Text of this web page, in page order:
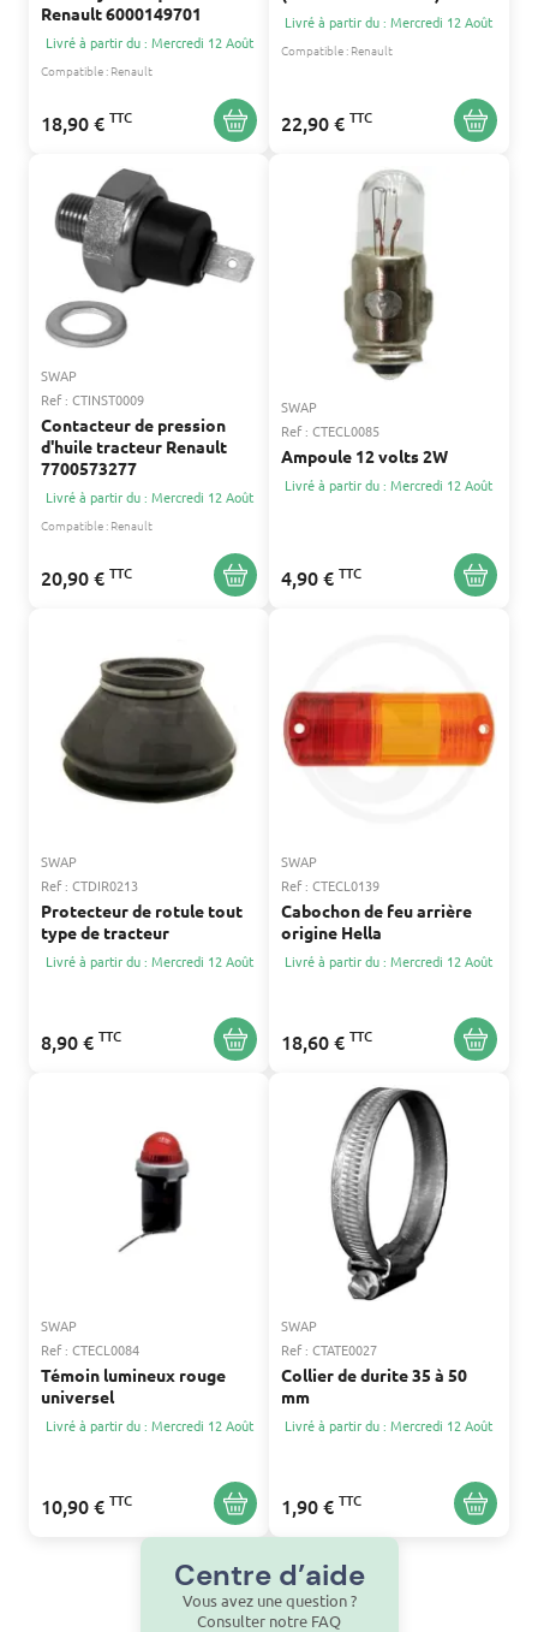
Renault 6000149701
Livré à partir du : Mercredi 12 Août
Compatible : Renault
18,90 € TTC
Livré à partir du : Mercredi 12 Août
Compatible : Renault
22,90 € TTC
SWAP
Ref : CTINST0009
Contacteur de pression
d'huile tracteur Renault
7700573277
Livré à partir du : Mercredi 12 Août
Compatible : Renault
20,90 € TTC
SWAP
Ref : CTECL0085
Ampoule 12 volts 2W
Livré à partir du : Mercredi 12 Août
4,90 € TTC
SWAP
Ref : CTDIR0213
Protecteur de rotule tout
type de tracteur
Livré à partir du : Mercredi 12 Août
8,90 € TTC
SWAP
Ref : CTECL0139
Cabochon de feu arrière
origine Hella
Livré à partir du : Mercredi 12 Août
18,60 € TTC
SWAP
Ref : CTECL0084
Témoin lumineux rouge
universel
Livré à partir du : Mercredi 12 Août
10,90 € TTC
SWAP
Ref : CTATE0027
Collier de durite 35 à 50
mm
Livré à partir du : Mercredi 12 Août
1,90 € TTC
Centre d’aide
Vous avez une question ?
Consulter notre FAQ